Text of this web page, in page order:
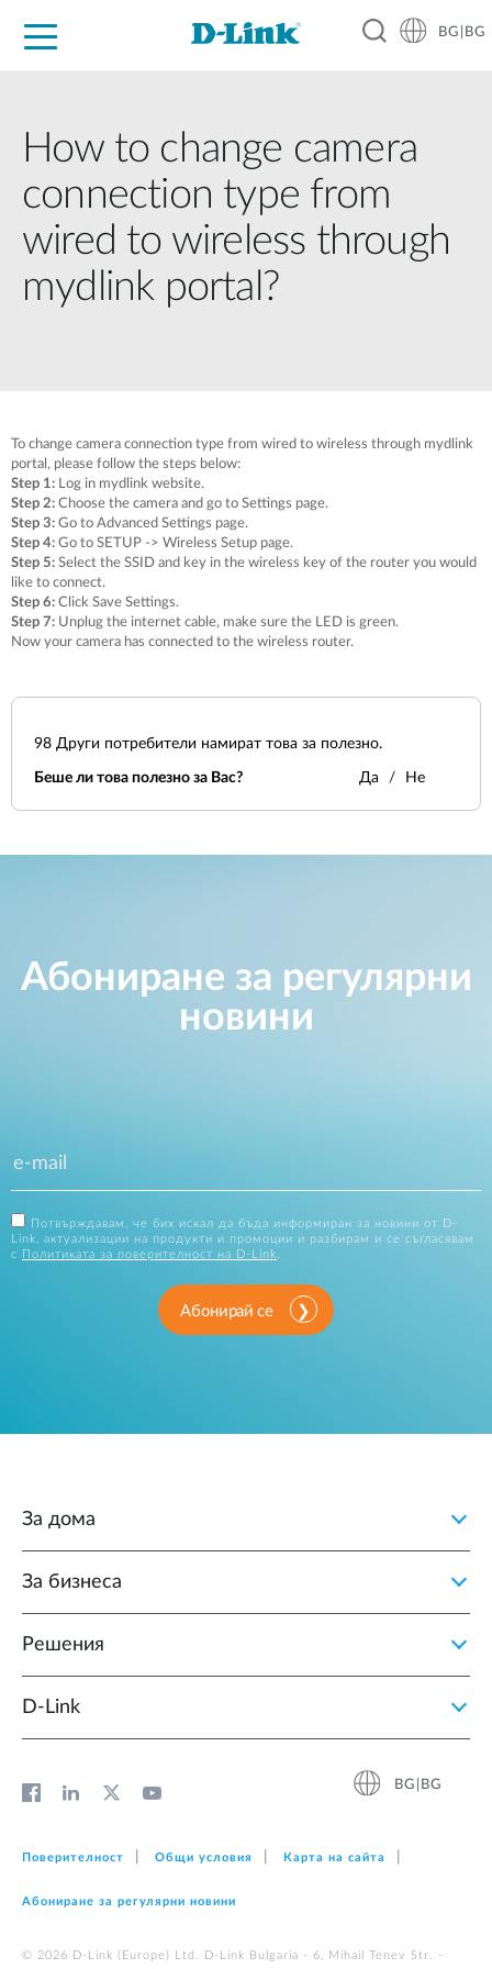
BG|BG
How to change camera
connection type from
wired to wireless through
mydlink portal?
To change camera connection type from wired to wireless through mydlink
portal, please follow the steps below:
Step 1: Log in mydlink website.
Step 2: Choose the camera and go to Settings page.
Step 3: Go to Advanced Settings page.
Step 4: Go to SETUP -> Wireless Setup page.
Step 5: Select the SSID and key in the wireless key of the router you would
like to connect.
Step 6: Click Save Settings.
Step 7: Unplug the internet cable, make sure the LED is green.
Now your camera has connected to the wireless router.
98 Други потребители намират това за полезно.
Беше ли това полезно за Вас? Да Не
Абониране за регулярни
новини
Потвърждавам, че бих искал да бъда информиран за новини от D-
Link, актуализации на продукти и промоции и разбирам и се съгласявам
с
Политиката за поверителност на D-Link
Абонирай се
За дома
За бизнеса
Решения
D‑Link
BG|BG
Поверителност Общи условия Карта на сайта
Абониране за регулярни новини
© 2026 D‑Link (Europe) Ltd. D-Link Bulgaria - 6, Mihail Tenev Str. -